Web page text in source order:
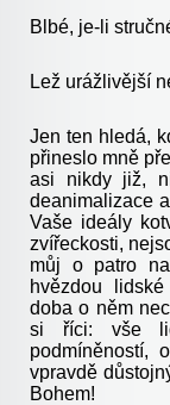
Blbé, je-li
Lež urážlivější
Jen ten hledá,
přineslo mně
asi nikdy již,
deanimalizace
Vaše ideály
zvířeckosti,
můj o patro
hvězdou
doba o něm
si říci: vše
podmíněností,
vpravdě
Bohem!